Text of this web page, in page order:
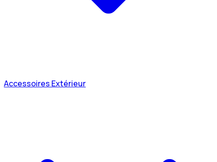
Accessoires Extérieur